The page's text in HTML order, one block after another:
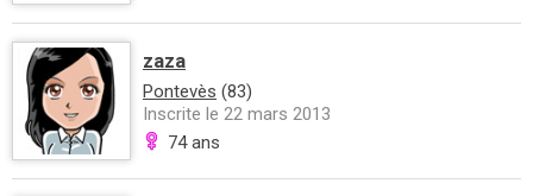
zaza
Pontevès (83)
Inscrite le 22 mars 2013
74 ans